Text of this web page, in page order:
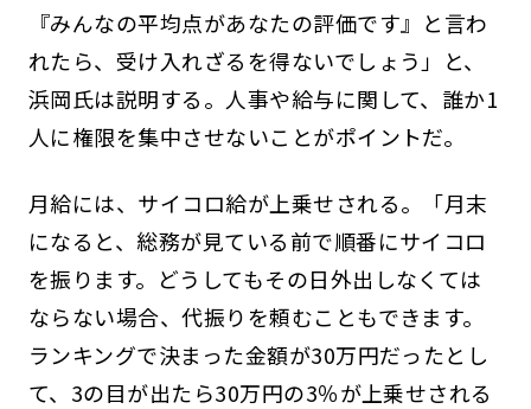
『みんなの平均点があなたの評価です』と言わ
れたら、受け入れざるを得ないでしょう」と、
浜岡氏は説明する。人事や給与に関して、誰か1
人に権限を集中させないことがポイントだ。
月給には、サイコロ給が上乗せされる。「月末
になると、総務が見ている前で順番にサイコロ
を振ります。どうしてもその日外出しなくては
ならない場合、代振りを頼むこともできます。
ランキングで決まった金額が30万円だったとし
て、3の目が出たら30万円の3％が上乗せされる